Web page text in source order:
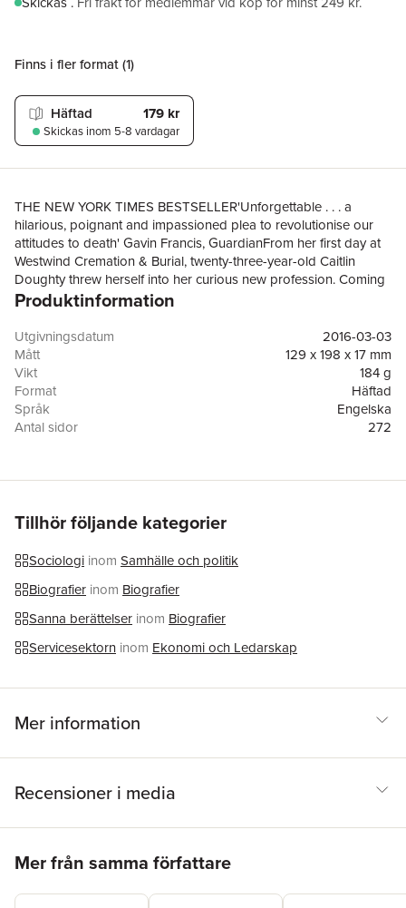
Finns i fler format (1)
Häftad 179 kr
Skickas inom 5-8 vardagar
THE NEW YORK TIMES BESTSELLER'Unforgettable . . . a
hilarious, poignant and impassioned plea to revolutionise our
attitudes to death' Gavin Francis, GuardianFrom her first day at
Westwind Cremation & Burial, twenty-three-year-old Caitlin
Doughty threw herself into her curious new profession. Coming
face-to-face with the very thing we go to great lengths to avoid
she cremated and the mourning families they left behind, and
found herself confounded by people's erratic reactions to death.
Exploring our death rituals - and those of other cultures - she
pleads the case for healthier attitudes around death and dying.
Full of bizarre encounters, gallows humour and vivid characters
(both living and very dead), this illuminating account makes this
Produktinformation
Utgivningsdatum
2016-03-03
Mått
129 x 198 x 17 mm
Vikt
184 g
Format
Häftad
Språk
Engelska
Antal sidor
272
Tillhör följande kategorier
Sociologi inom Samhälle och politik
Biografier inom Biografier
Sanna berättelser inom Biografier
Servicesektorn inom Ekonomi och Ledarskap
Mer information
Recensioner i media
Mer från samma författare